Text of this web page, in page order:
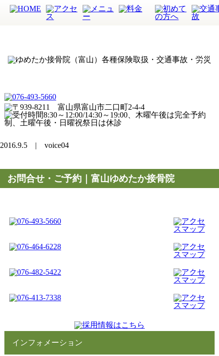
2016.9.5 | voice04
お問合せ・ご予約｜富山ゆめたか接骨院
インフォメーション